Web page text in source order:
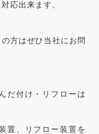
応出来ます。
方はぜひ当社にお問
だ付け・リフローは
置、リフロー装置を